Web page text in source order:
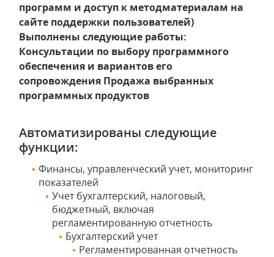
программ и доступ к методматериалам на
сайте поддержки пользователей)
Выполнены следующие работы:
Консультации по выбору программного
обеспечения и вариантов его
сопровождения Продажа выбранных
программных продуктов
Автоматизированы следующие
функции:
Финансы, управленческий учет, мониторинг
показателей
Учет бухгалтерский, налоговый,
бюджетный, включая
регламентированную отчетность
Бухгалтерский учет
Регламентированная отчетность